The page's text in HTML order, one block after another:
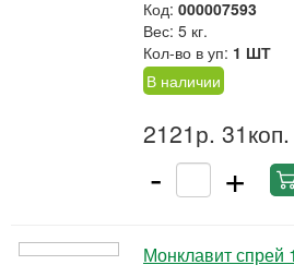
Код: 000007593
Вес: 5 кг.
Кол-во в уп: 1 ШТ
В наличии
2121р. 31коп.
- +
Монклавит спрей